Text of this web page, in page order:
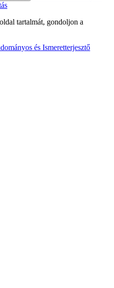
tartalmát, gondoljon a
és Ismeretterjesztő